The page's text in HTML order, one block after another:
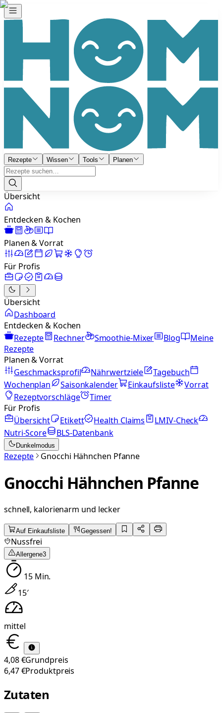
Rezepte Wissen Tools Planen
Übersicht
Entdecken & Kochen
Planen & Vorrat
Für Profis
Übersicht
Dashboard
Entdecken & Kochen
Rezepte
Rechner Smoothie-Mixer Blog
Meine
Rezepte
Planen & Vorrat
Geschmacksprofil
Nährwertziele
Tagebuch
Wochenplan
Saisonkalender Einkaufsliste
Vorrat
Rezeptvorschläge
Timer
Für Profis
Übersicht
Etikett Health Claims
LMIV-Check
Nutri-Score
BLS-Datenbank
Dunkelmodus
Rezepte Gnocchi Hähnchen Pfanne
Gnocchi Hähnchen Pfanne
schnell, kalorienarm und lecker
Auf Einkaufsliste Gegessen!
Nussfrei
Allergene3
15Min.
15′
mittel
4,08 €Grundpreis
6,47 €Produktpreis
Zutaten